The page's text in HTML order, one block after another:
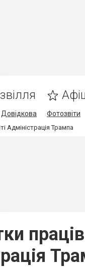
Довідкова Фотозвіти
Адміністрація Трампа